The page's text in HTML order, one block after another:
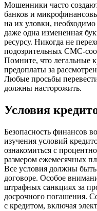
Мошенники часто
банков и
на их уловки, необходимо
даже одна измененная
ресурсу. Никогда не
подозрительных СМС-
Помните, что легальные
предоплаты за
Любые просьбы
должны насторожить.
Условия
Безопасность финансов
изучения условий
ознакомиться с
размером ежемесячных
Все условия должны
договоре. Особое
штрафных санкциях за
досрочного погашения.
с кредитом, включая